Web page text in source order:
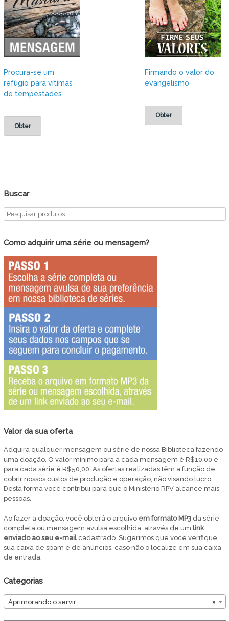
Procura-se um
refúgio para vítimas
de tempestades
Obter
Firmando o valor do
evangelismo
Obter
Buscar
Como adquirir uma série ou mensagem?
Valor da sua oferta
Adquira qualquer mensagem ou série de nossa Biblioteca fazendo
uma doação. O valor mínimo para a cada mensagem é R$10,00 e
para cada série é R$50,00. As ofertas realizadas têm a função de
cobrir nossos custos de produção e operação, não visando lucro.
Desta forma você contribui para que o Ministério RPV alcance mais
pessoas.
Ao fazer a doação, você obterá o arquivo em formato MP3da série
completa ou mensagem avulsa escolhida, através de um link
enviado ao seu e-mailcadastrado. Sugerimos que você verifique
sua caixa de spam e de anúncios, caso não o localize em sua caixa
de entrada.
Categorias
×
Aprimorando o servir